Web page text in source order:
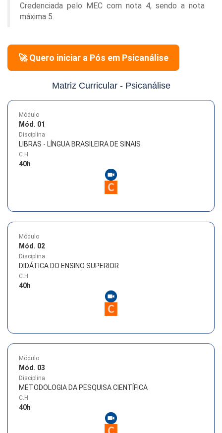
Credenciada pelo MEC com nota 4, sendo a nota
máxima 5.
🚀 Quero iniciar a Pós em Psicanálise
Matriz Curricular - Psicanálise
Módulo
Mód. 01
Disciplina
LIBRAS - LÍNGUA BRASILEIRA DE SINAIS
C.H
40h
Módulo
Mód. 02
Disciplina
DIDÁTICA DO ENSINO SUPERIOR
C.H
40h
Módulo
Mód. 03
Disciplina
METODOLOGIA DA PESQUISA CIENTÍFICA
C.H
40h